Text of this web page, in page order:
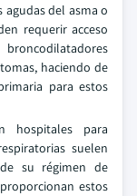
agudas del asma o
requerir acceso
broncodilatadores
haciendo de
para estos
hospitales para
suelen
su régimen de
estos